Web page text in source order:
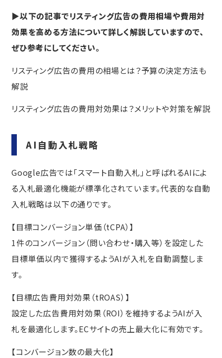
▶以下の記事でリスティング広告の費用相場や費用対
効果を高める方法について詳しく解説していますので、
ぜひ参考にしてください。
リスティング広告の費用の相場とは？予算の決定方法も
解説
リスティング広告の費用対効果は？メリットや対策を解説
AI自動入札戦略
Google広告では「スマート自動入札」と呼ばれるAIによ
る入札最適化機能が標準化されています。代表的な自動
入札戦略は以下の通りです。
【目標コンバージョン単価（tCPA）】
1件のコンバージョン（問い合わせ・購入等）を設定した
目標単価以内で獲得するようAIが入札を自動調整しま
す。
【目標広告費用対効果（tROAS）】
設定した広告費用対効果（ROI）を維持するようAIが入
札を最適化します。ECサイトの売上最大化に有効です。
【コンバージョン数の最大化】